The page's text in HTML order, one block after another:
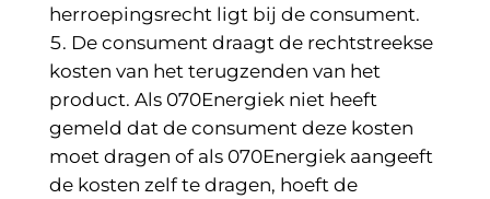
herroepingsrecht ligt bij de consument.
De consument draagt de rechtstreekse
kosten van het terugzenden van het
product. Als 070Energiek niet heeft
gemeld dat de consument deze kosten
moet dragen of als 070Energiek aangeeft
de kosten zelf te dragen, hoeft de